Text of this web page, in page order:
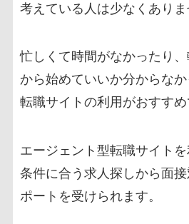
考えている人は少なくありま
忙しくて時間がなかったり
から始めていいか分からな
転職サイトの利用がおすすめ
エージェント型転職サイト
条件に合う求人探しから面
ポートを受けられます。